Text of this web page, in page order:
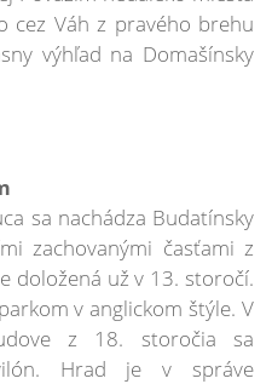
cez Váh z pravého brehu
výhľad na Domašínsky
sa nachádza Budatínsky
zachovanými časťami z
doložená už v 13. storočí.
v anglickom štýle. V
z 18. storočia sa
Hrad je v správe